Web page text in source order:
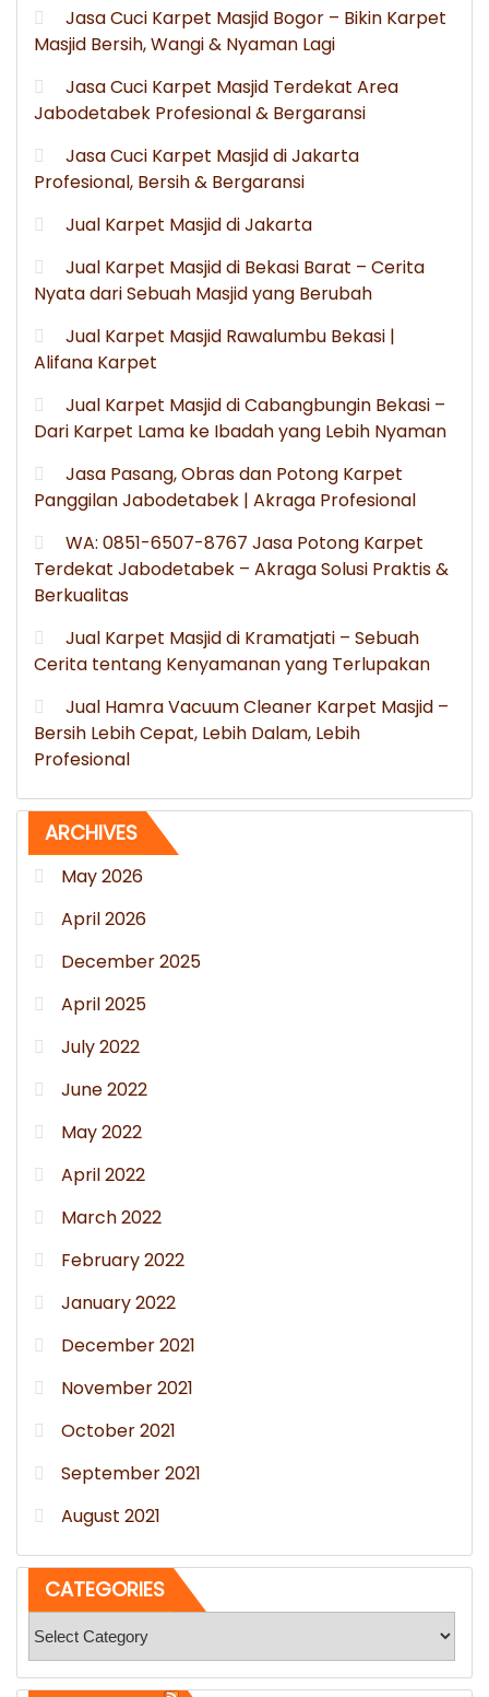
Jasa Cuci Karpet Masjid Bogor – Bikin Karpet
Masjid Bersih, Wangi & Nyaman Lagi
Jasa Cuci Karpet Masjid Terdekat Area
Jabodetabek Profesional & Bergaransi
Jasa Cuci Karpet Masjid di Jakarta
Profesional, Bersih & Bergaransi
Jual Karpet Masjid di Jakarta
Jual Karpet Masjid di Bekasi Barat – Cerita
Nyata dari Sebuah Masjid yang Berubah
Jual Karpet Masjid Rawalumbu Bekasi |
Alifana Karpet
Jual Karpet Masjid di Cabangbungin Bekasi –
Dari Karpet Lama ke Ibadah yang Lebih Nyaman
Jasa Pasang, Obras dan Potong Karpet
Panggilan Jabodetabek | Akraga Profesional
WA: 0851-6507-8767 Jasa Potong Karpet
Terdekat Jabodetabek – Akraga Solusi Praktis &
Berkualitas
Jual Karpet Masjid di Kramatjati – Sebuah
Cerita tentang Kenyamanan yang Terlupakan
Jual Hamra Vacuum Cleaner Karpet Masjid –
Bersih Lebih Cepat, Lebih Dalam, Lebih
Profesional
ARCHIVES
May 2026
April 2026
December 2025
April 2025
July 2022
June 2022
May 2022
April 2022
March 2022
February 2022
January 2022
December 2021
November 2021
October 2021
September 2021
August 2021
CATEGORIES